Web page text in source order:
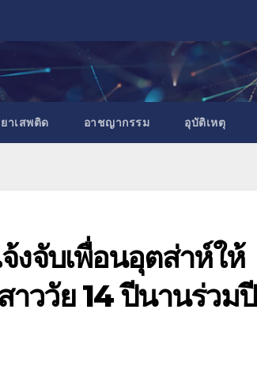
ยาเสพติด อาชญากรรม อุบัติเหตุ
งจับเพื่อนอุตส่าห์ให้
ววัย 14 ปีนานร่วมปี